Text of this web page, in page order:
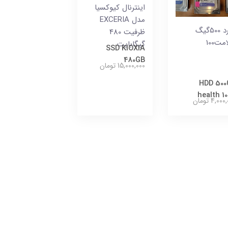
هارد 500گیگ
HDD
health
تومان
اینترنال کیوکسیا
مدل EXCERIA
ظرفیت 480
گیگابایت
SSD KIOXIA
480GB
15,000,000 تومان